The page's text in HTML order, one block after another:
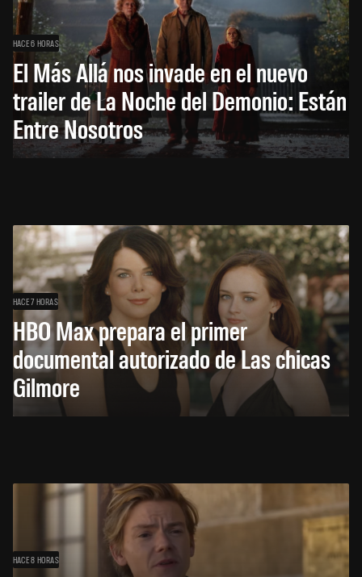
HACE 6 HORAS
El Más Allá nos invade en el nuevo
trailer de La Noche del Demonio: Están
Entre Nosotros
HACE 7 HORAS
HBO Max prepara el primer
documental autorizado de Las chicas
Gilmore
HACE 8 HORAS